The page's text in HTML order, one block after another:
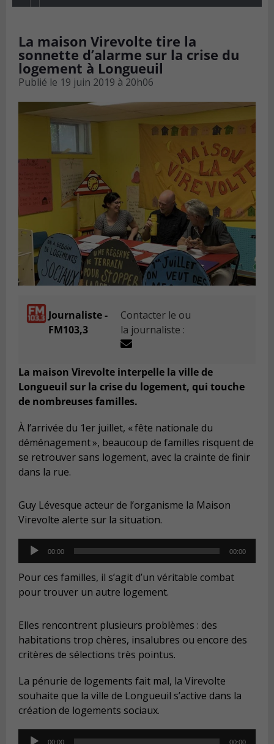
La maison Virevolte tire la
sonnette d’alarme sur la crise du
logement à Longueuil
Publié le 19 juin 2019 à 20h06
Journaliste -
FM103,3
Contacter le ou
la journaliste :
La maison Virevolte interpelle la ville de
Longueuil sur la crise du logement, qui touche
de nombreuses familles.
À l’arrivée du 1er juillet, « fête nationale du
déménagement », beaucoup de familles risquent de
se retrouver sans logement, avec la crainte de finir
dans la rue.
Guy Lévesque acteur de l’organisme la Maison
Virevolte alerte sur la situation.
Audio
Player
00:00 00:00
Pour ces familles, il s’agit d’un véritable combat
pour trouver un autre logement.
Elles rencontrent plusieurs problèmes : des
habitations trop chères, insalubres ou encore des
critères de sélections très pointus.
La pénurie de logements fait mal, la Virevolte
souhaite que la ville de Longueuil s’active dans la
création de logements sociaux.
Audio
00:00 00:00